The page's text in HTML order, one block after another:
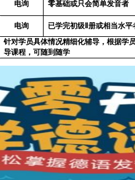
电询 零基础或只会简单发音者
电询 已学完初级Ⅱ册或相当水平
针对学员具体情况精细化辅导，根据学
导课程，可随到随学